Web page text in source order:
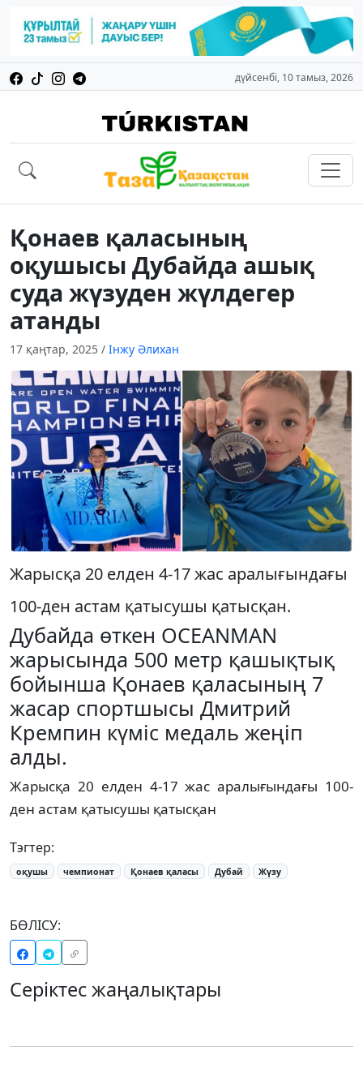
дүйсенбі, 10 тамыз, 2026
Қонаев қаласының
оқушысы Дубайда ашық
суда жүзуден жүлдегер
атанды
17 қаңтар, 2025 / Інжу Әлихан
Жарысқа 20 елден 4-17 жас аралығындағы
100-ден астам қатысушы қатысқан.
Дубайда өткен OCEANMAN
жарысында 500 метр қашықтық
бойынша Қонаев қаласының 7
жасар спортшысы Дмитрий
Кремпин күміс медаль жеңіп
алды.
Жарысқа 20 елден 4-17 жас аралығындағы 100-
ден астам қатысушы қатысқан
Тэгтер:
оқушы чемпионат Қонаев қаласы Дубай Жүзу
БӨЛІСУ:
Серіктес жаңалықтары